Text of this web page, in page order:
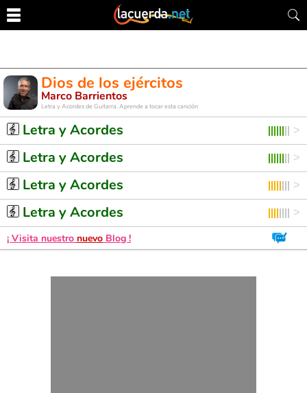
Dios de los ejércitos
Marco Barrientos
Letra y Acordes de Guitarra. Aprende a tocar esta canción
Letra y Acordes
Letra y Acordes
Letra y Acordes
Letra y Acordes
¡ Visita nuestro nuevo Blog !